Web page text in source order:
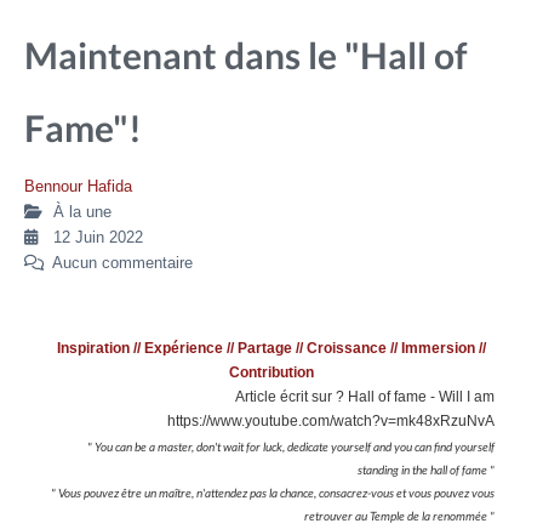
Maintenant dans le "Hall of
Fame"!
Bennour Hafida
À la une
12 Juin 2022
Aucun commentaire
Inspiration // Expérience // Partage // Croissance // Immersion //
Contribution
Article écrit sur ? Hall of fame - Will I am
https://www.youtube.com/watch?v=mk48xRzuNvA
" You can be a master, don't wait for luck, dedicate yourself and you can find yourself
standing in the hall of fame "
" Vous pouvez être un maître, n'attendez pas la chance, consacrez-vous et vous pouvez vous
retrouver au Temple de la renommée "